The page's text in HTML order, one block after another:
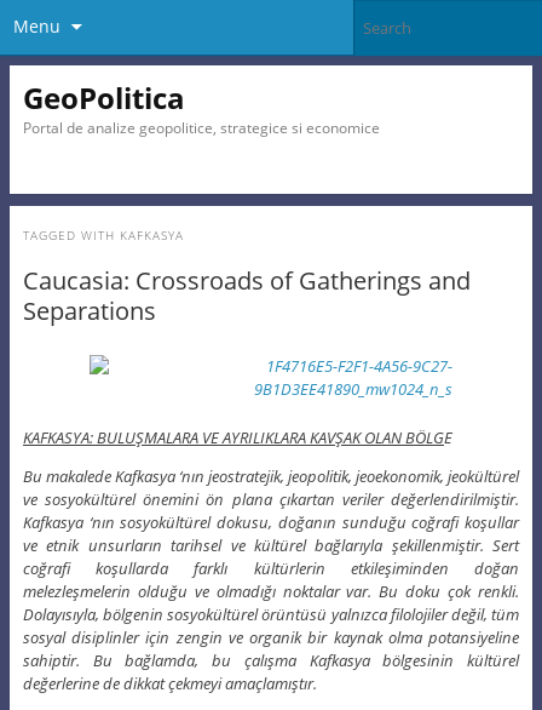
Menu
GeoPolitica
Portal de analize geopolitice, strategice si economice
TAGGED WITH KAFKASYA
Caucasia: Crossroads of Gatherings and
Separations
KAFKASYA: BULUŞMALARA VE AYRILIKLARA KAVŞAK OLAN BÖLGE
Bu makalede Kafkasya ‘nın jeostratejik, jeopolitik, jeoekonomik, jeokültürel
ve sosyokültürel önemini ön plana çıkartan veriler değerlendirilmiştir.
Kafkasya ‘nın sosyokültürel dokusu, doğanın sunduğu coğrafi koşullar
ve etnik unsurların tarihsel ve kültürel bağlarıyla şekillenmiştir. Sert
coğrafi koşullarda farklı kültürlerin etkileşiminden doğan
melezleşmelerin olduğu ve olmadığı noktalar var. Bu doku çok renkli.
Dolayısıyla, bölgenin sosyokültürel örüntüsü yalnızca filolojiler değil, tüm
sosyal disiplinler için zengin ve organik bir kaynak olma potansiyeline
sahiptir. Bu bağlamda, bu çalışma Kafkasya bölgesinin kültürel
değerlerine de dikkat çekmeyi amaçlamıştır.